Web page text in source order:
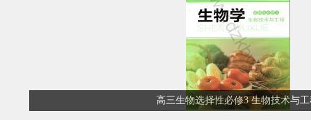
高三生物选择性必修3 生物技术与